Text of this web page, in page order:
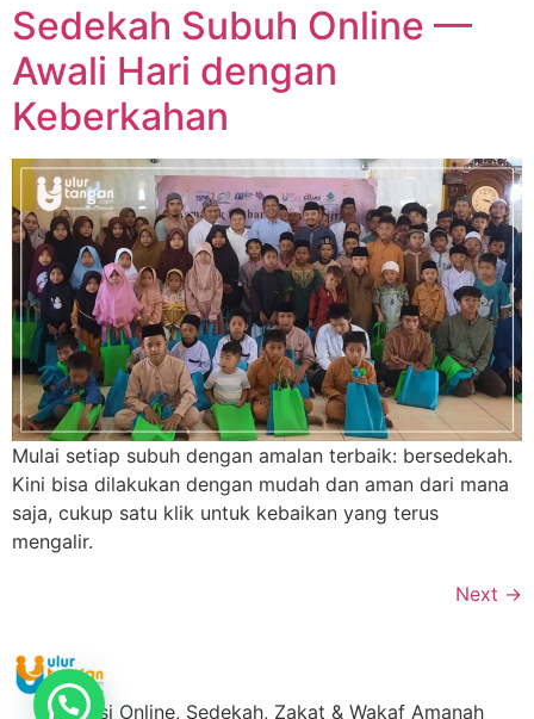
Sedekah Subuh Online —
Awali Hari dengan
Keberkahan
Mulai setiap subuh dengan amalan terbaik: bersedekah.
Kini bisa dilakukan dengan mudah dan aman dari mana
saja, cukup satu klik untuk kebaikan yang terus
mengalir.
Next →
Donasi Online, Sedekah, Zakat & Wakaf Amanah